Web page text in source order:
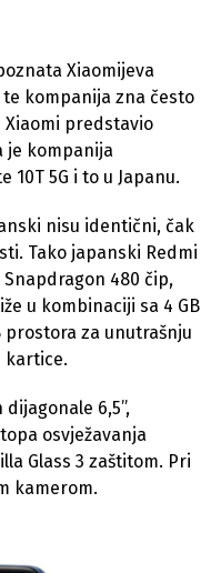
Xiaomijeva
kompanija zna često
predstavio
je kompanija
10T 5G i to u Japanu.
nisu identični, čak
Tako japanski Redmi
Snapdragon 480 čip,
u kombinaciji sa 4 GB
prostora za unutrašnju
kartice.
6,5”,
osvježavanja
Glass 3 zaštitom. Pri
kamerom.